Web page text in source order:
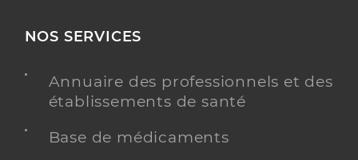
Pottier Frederique
Infirmier
Professionel de santé
Infirmier
NOS SERVICES
Annuaire des professionnels et des
établissements de santé
Base de médicaments